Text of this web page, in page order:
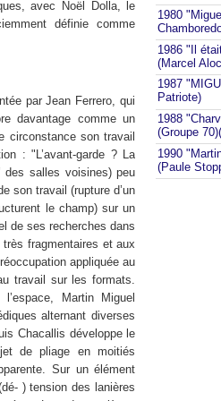
avec Noël Dolla, le
définie comme
par Jean Ferrero, qui
davantage comme un
circonstance son travail
: "L’avant-garde ? La
salles voisines) peu
son travail (rupture d’un
le champ) sur un
de ses recherches dans
fragmentaires et aux
appliquée au
travail sur les formats.
Martin Miguel
alternant diverses
Chacallis développe le
de pliage en moitiés
Sur un élément
) tension des lanières
1980
1986 "Il
(Marcel
1987
Patriote)
1988
(Groupe
1990
(Paule